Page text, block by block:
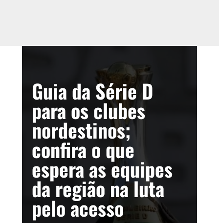
Guia da Série D
para os clubes
nordestinos;
confira o que
espera as equipes
da região na luta
pelo acesso